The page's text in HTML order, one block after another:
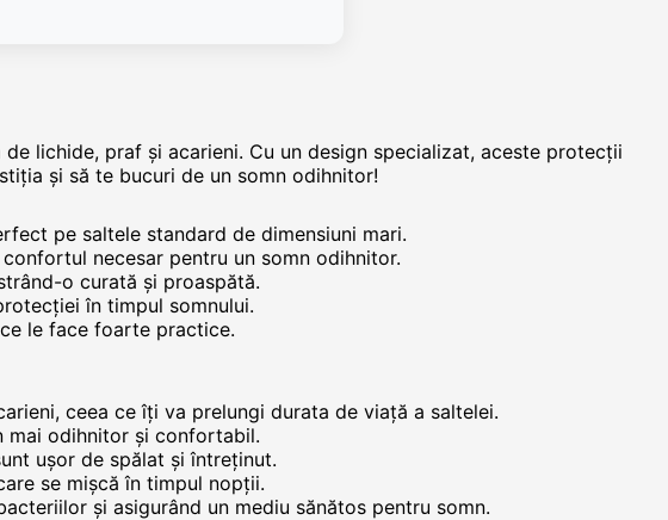
lichide, praf și acarieni. Cu un design specializat, aceste protecții
și să te bucuri de un somn odihnitor!
pe saltele standard de dimensiuni mari.
necesar pentru un somn odihnitor.
o curată și proaspătă.
în timpul somnului.
le face foarte practice.
ceea ce îți va prelungi durata de viață a saltelei.
mai odihnitor și confortabil.
ușor de spălat și întreținut.
se mișcă în timpul nopții.
și asigurând un mediu sănătos pentru somn.